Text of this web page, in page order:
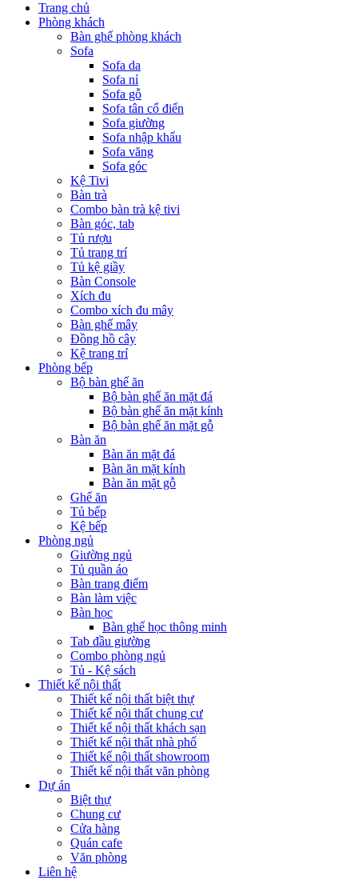
Trang chủ
Phòng khách
Bàn ghế phòng khách
Sofa
Sofa da
Sofa nỉ
Sofa gỗ
Sofa tân cổ điển
Sofa giường
Sofa nhập khẩu
Sofa văng
Sofa góc
Kệ Tivi
Bàn trà
Combo bàn trà kệ tivi
Bàn góc, tab
Tủ rượu
Tủ trang trí
Tủ kệ giầy
Bàn Console
Xích đu
Combo xích đu mây
Bàn ghế mây
Đồng hồ cây
Kệ trang trí
Phòng bếp
Bộ bàn ghế ăn
Bộ bàn ghế ăn mặt đá
Bộ bàn ghế ăn mặt kính
Bộ bàn ghế ăn mặt gỗ
Bàn ăn
Bàn ăn mặt đá
Bàn ăn mặt kính
Bàn ăn mặt gỗ
Ghế ăn
Tủ bếp
Kệ bếp
Phòng ngủ
Giường ngủ
Tủ quần áo
Bàn trang điểm
Bàn làm việc
Bàn học
Bàn ghế học thông minh
Tab đầu giường
Combo phòng ngủ
Tủ - Kệ sách
Thiết kế nội thất
Thiết kế nội thất biệt thự
Thiết kế nội thất chung cư
Thiết kế nội thất khách sạn
Thiết kế nội thất nhà phố
Thiết kế nội thất showroom
Thiết kế nội thất văn phòng
Dự án
Biệt thự
Chung cư
Cửa hàng
Quán cafe
Văn phòng
Liên hệ